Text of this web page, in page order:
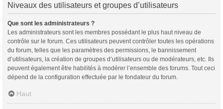
Niveaux des utilisateurs et groupes d’utilisateurs
Que sont les administrateurs ?
Les administrateurs sont les membres possédant le plus haut niveau de
contrôle sur le forum. Ces utilisateurs peuvent contrôler toutes les opérations
du forum, telles que les paramètres des permissions, le bannissement
d’utilisateurs, la création de groupes d’utilisateurs ou de modérateurs, etc. Ils
peuvent également être habilités à modérer l’ensemble des forums. Tout ceci
dépend de la configuration effectuée par le fondateur du forum.
Haut